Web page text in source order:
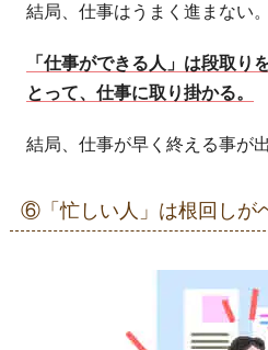
結局、仕事はうまく進まない。
「仕事ができる人」は段取り
とって、仕事に取り掛かる。
結局、仕事が早く終える事が
⑥「忙しい人」は根回しが